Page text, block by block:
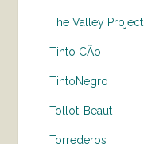
The Valley Project
Tinto CÃo
TintoNegro
Tollot-Beaut
Torrederos